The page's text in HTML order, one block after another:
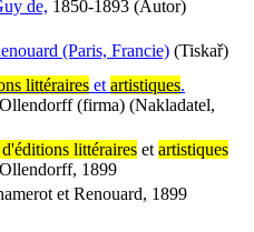
de, 1850-1893 (Autor)
(Paris, Francie) (Tiskař)
littéraires et artistiques.
(firma) (Nakladatel,
littéraires et artistiques
1899
et Renouard, 1899